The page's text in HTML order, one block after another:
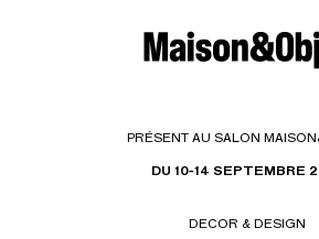
PRÉSENT AU SALON
DU 10-14 SEPTEMBRE
DECOR & DESIGN